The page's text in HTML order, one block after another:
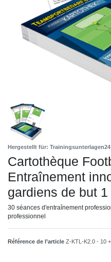
Hergestellt für:
Cartothèque
Entraînement
gardiens de but 1
30 séances d'entraînement
professionnel
Référence de l’article Z-KTL-K2.0 - 10 +